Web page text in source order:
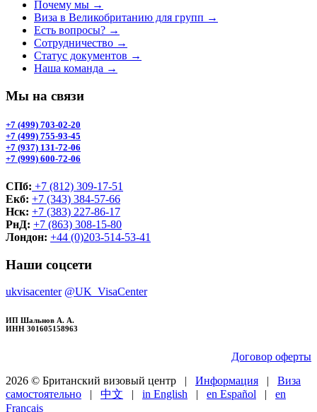
Почему мы →
Виза в Великобританию для групп →
Есть вопросы? →
Сотрудничество →
Статус документов →
Наша команда →
Мы на связи
+7 (499) 703-02-20
+7 (499) 755-93-45
+7 (937) 131-72-06
+7 (999) 600-72-06
СПб: +7 (812) 309-17-51
Екб: +7 (343) 384-57-66
Нск: +7 (383) 227-86-17
РнД: +7 (863) 308-15-80
Лондон: +44 (0)203-514-53-41
Наши соцсети
ukvisacenter @UK_VisaCenter
ИП Шальнов А. А.
ИНН 301605158963
Договор оферты
2026 © Британский визовый центр | Информация | Виза
самостоятельно | 中文 | in English | en Español | en
Français